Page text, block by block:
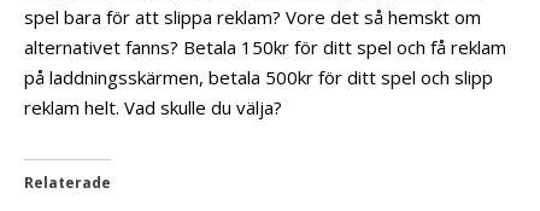
spel bara för att slippa reklam? Vore det så hemskt om
alternativet fanns? Betala 150kr för ditt spel och få reklam
på laddningsskärmen, betala 500kr för ditt spel och slipp
reklam helt. Vad skulle du välja?
Relaterade